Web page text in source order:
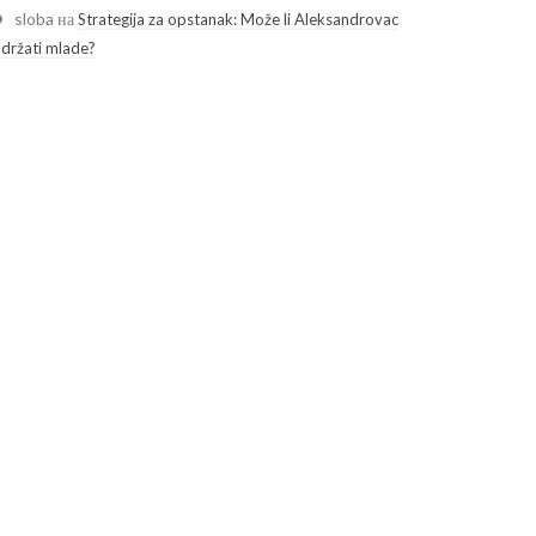
sloba наStrategija za opstanak: Može li Aleksandrovac
mlade?